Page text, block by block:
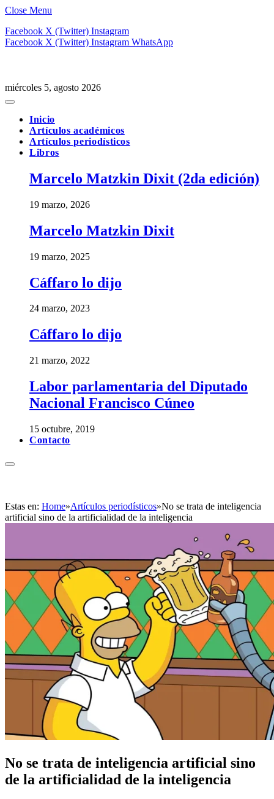
Close Menu
Facebook X (Twitter) Instagram
Facebook X (Twitter) Instagram WhatsApp
miércoles 5, agosto 2026
Inicio
Artículos académicos
Artículos periodísticos
Libros
Marcelo Matzkin Dixit (2da edición)
19 marzo, 2026
Marcelo Matzkin Dixit
19 marzo, 2025
Cáffaro lo dijo
24 marzo, 2023
Cáffaro lo dijo
21 marzo, 2022
Labor parlamentaria del Diputado
Nacional Francisco Cúneo
15 octubre, 2019
Contacto
Estas en: Home»Artículos periodísticos»No se trata de inteligencia
artificial sino de la artificialidad de la inteligencia
No se trata de inteligencia artificial sino
de la artificialidad de la inteligencia